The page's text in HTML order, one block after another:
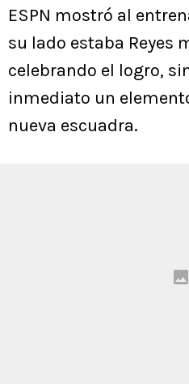
ESPN mostró al
su lado estaba Reyes
celebrando el logro,
inmediato un
nueva escuadra.